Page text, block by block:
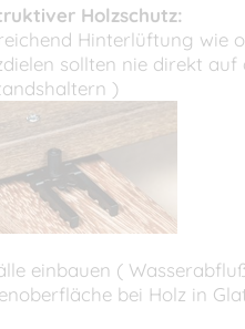
Holzschutz:
Hinterlüftung wie
sollten nie direkt
)
einbauen (
bei Holz in